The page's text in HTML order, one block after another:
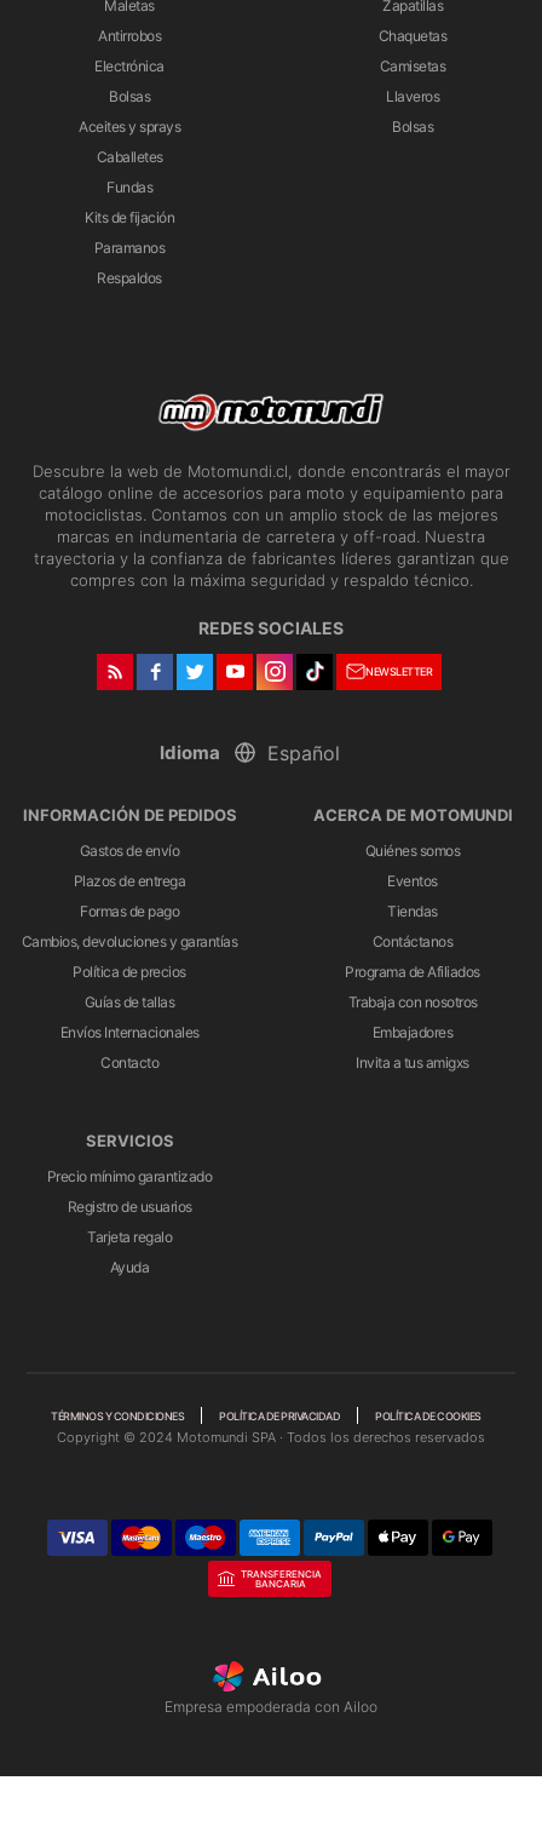
Maletas
Antirrobos
Electrónica
Bolsas
Aceites y sprays
Caballetes
Fundas
Kits de fijación
Paramanos
Respaldos
Zapatillas
Chaquetas
Camisetas
Llaveros
Bolsas
Descubre la web de Motomundi.cl, donde encontrarás el mayor
catálogo online de accesorios para moto y equipamiento para
motociclistas. Contamos con un amplio stock de las mejores
marcas en indumentaria de carretera y off-road. Nuestra
trayectoria y la confianza de fabricantes líderes garantizan que
compres con la máxima seguridad y respaldo técnico.
REDES SOCIALES
NEWSLETTER
Idioma
INFORMACIÓN DE PEDIDOS
Gastos de envío
Plazos de entrega
Formas de pago
Cambios, devoluciones y garantías
Política de precios
Guías de tallas
Envíos Internacionales
Contacto
ACERCA DE MOTOMUNDI
Quiénes somos
Eventos
Tiendas
Contáctanos
Programa de Afiliados
Trabaja con nosotros
Embajadores
Invita a tus amigxs
SERVICIOS
Precio mínimo garantizado
Registro de usuarios
Tarjeta regalo
Ayuda
TÉRMINOS Y CONDICIONES POLÍTICA DE PRIVACIDAD POLÍTICA DE COOKIES
Copyright © 2024 Motomundi SPA · Todos los derechos reservados
TRANSFERENCIA
BANCARIA
Empresa empoderada con Ailoo